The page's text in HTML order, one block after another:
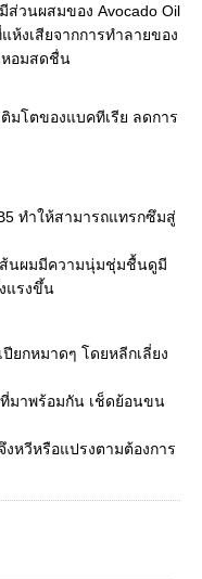
ส่วนผสมของ Avocado Oil
ห้งเสียจากการทำลายของ
อมสดชื่น
มโตของแบคทีเรีย ลดการ
ทำให้สามารถแทรกซึมสู่
ส้นผมมีความนุ่มชุ่มชื้นดูมี
แรงขึ้น
ยกหมาดๆ โดยหลีกเลี่ยง
ที่มาพร้อมกัน เช็ดย้อนขน
งหวีหรือแปรงตามต้องการ